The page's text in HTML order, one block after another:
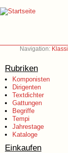
Navigation:
Rubriken
Komponisten
Dirigenten
Textdichter
Gattungen
Begriffe
Tempi
Jahrestage
Kataloge
Einkaufen